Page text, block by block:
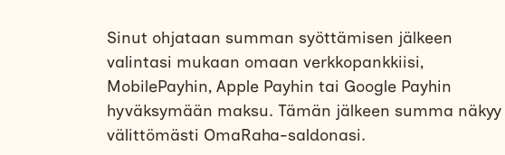
Sinut ohjataan summan syöttämisen jälkeen
valintasi mukaan omaan verkkopankkiisi,
MobilePayhin, Apple Payhin tai Google Payhin
hyväksymään maksu. Tämän jälkeen summa näkyy
välittömästi OmaRaha-saldonasi.